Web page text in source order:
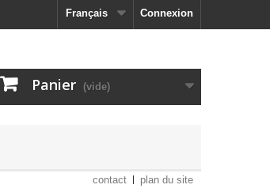
Connexion
Français
Panier (vide)
contact plan du site